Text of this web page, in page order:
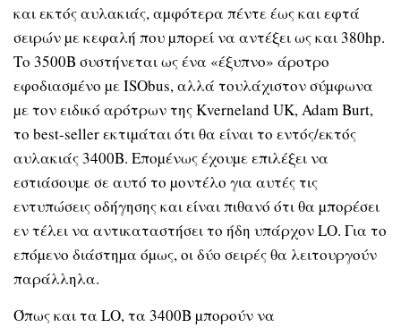
και εκτός αυλακιάς, αµφότερα πέντε έως και εφτά
σειρών µε κεφαλή που µπορεί να αντέξει ως και 380hp.
Το 3500B συστήνεται ως ένα «έξυπνο» άροτρο
εφοδιασµένο µε ISObus, αλλά τουλάχιστον σύµφωνα
µε τον ειδικό αρότρων της Kverneland UK, Adam Burt,
το best-seller εκτιµάται ότι θα είναι το εντός/εκτός
αυλακιάς 3400B. Εποµένως έχουµε επιλέξει να
εστιάσουµε σε αυτό το µοντέλο για αυτές τις
εντυπώσεις οδήγησης και είναι πιθανό ότι θα µπορέσει
εν τέλει να αντικαταστήσει το ήδη υπάρχον LO. Για το
επόµενο διάστηµα όµως, οι δύο σειρές θα λειτουργούν
παράλληλα.
Όπως και τα LO, τα 3400Β µπορούν να